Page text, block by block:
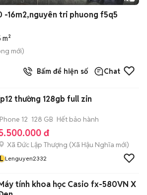
+2
-16m2,nguyên tri phuong f5q5
m²
mới)
Bấm để hiện số Chat
thường 128gb full zin
12 128 GB Hết bảo hành
đ
Xã Đức Lập Thượng (Xã Hậu Nghĩa mới)
L Lenguyen2332
tính khoa học Casio fx-580VN X